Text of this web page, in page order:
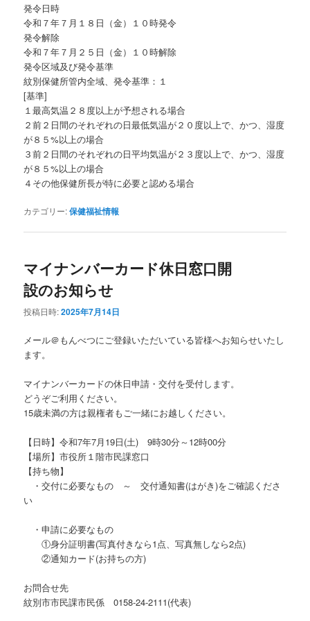
発令日時
令和７年７月１８日（金）１０時発令
発令解除
令和７年７月２５日（金）１０時解除
発令区域及び発令基準
紋別保健所管内全域、発令基準：１
[基準]
１最高気温２８度以上が予想される場合
２前２日間のそれぞれの日最低気温が２０度以上で、かつ、湿度
が８５%以上の場合
３前２日間のそれぞれの日平均気温が２３度以上で、かつ、湿度
が８５%以上の場合
４その他保健所長が特に必要と認める場合
カテゴリー:保健福祉情報
マイナンバーカード休日窓口開
設のお知らせ
投稿日時:2025年7月14日
メール＠もんべつにご登録いただいている皆様へお知らせいたし
ます。
マイナンバーカードの休日申請・交付を受付します。
どうぞご利用ください。
15歳未満の方は親権者もご一緒にお越しください。
【日時】令和7年7月19日(土) 9時30分～12時00分
【場所】市役所１階市民課窓口
【持ち物】
・交付に必要なもの ～ 交付通知書(はがき)をご確認くださ
い
・申請に必要なもの
①身分証明書(写真付きなら1点、写真無しなら2点)
②通知カード(お持ちの方)
お問合せ先
紋別市市民課市民係 0158‐24‐2111(代表)